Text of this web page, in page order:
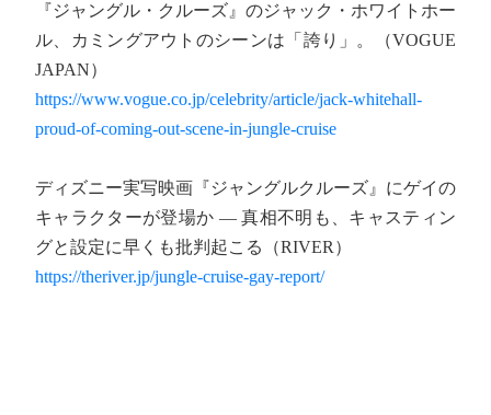
『ジャングル・クルーズ』のジャック・ホワイトホー
ル、カミングアウトのシーンは「誇り」。（VOGUE
JAPAN）
https://www.vogue.co.jp/celebrity/article/jack-whitehall-
proud-of-coming-out-scene-in-jungle-cruise
ディズニー実写映画『ジャングルクルーズ』にゲイの
キャラクターが登場か ― 真相不明も、キャスティン
グと設定に早くも批判起こる（RIVER）
https://theriver.jp/jungle-cruise-gay-report/